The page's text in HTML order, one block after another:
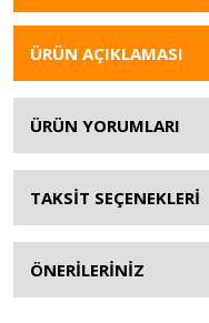
ÜRÜN AÇIKLAMASI
ÜRÜN YORUMLARI
TAKSİT SEÇENEKLERİ
ÖNERİLERİNİZ